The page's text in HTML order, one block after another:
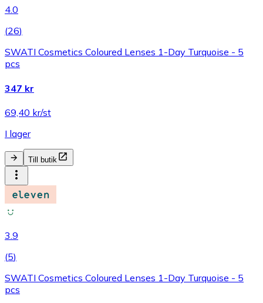
4.0
(26)
SWATI Cosmetics Coloured Lenses 1-Day Turquoise - 5
pcs
347 kr
69,40 kr/st
I lager
Till butik
3.9
(5)
SWATI Cosmetics Coloured Lenses 1-Day Turquoise - 5
pcs